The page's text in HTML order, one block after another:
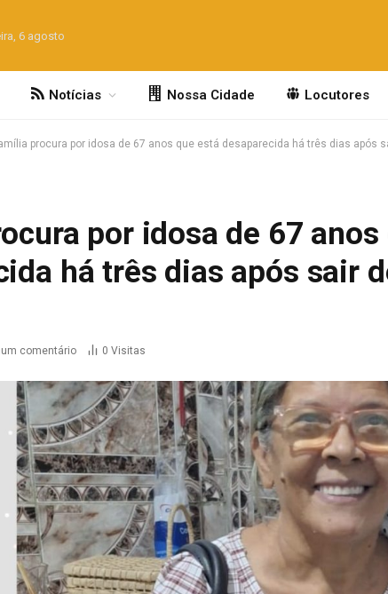
6 agosto
Notícias Nossa Cidade Locutores
procura por idosa de 67 anos que está desaparecida há três dias após
por idosa de 67 anos
há três dias após sair
comentário 0 Visitas